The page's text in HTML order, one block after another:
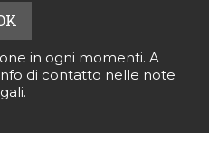
in ogni momenti. A
di contatto nelle note